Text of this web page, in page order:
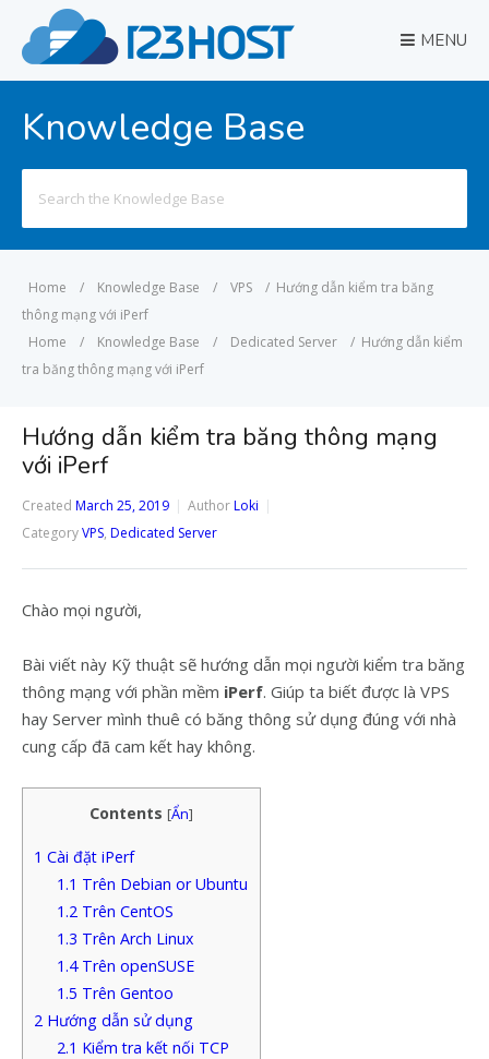
MENU
Knowledge Base
for:
Home / Knowledge Base / VPS / Hướng dẫn kiểm tra băng
thông mạng với iPerf
Home
/ Knowledge Base / Dedicated Server / Hướng dẫn kiểm
tra băng thông mạng với iPerf
Hướng dẫn kiểm tra băng thông mạng
với iPerf
Created March 25, 2019 AuthorLoki
CategoryVPS, Dedicated Server
Chào mọi người,
Bài viết này Kỹ thuật sẽ hướng dẫn mọi người kiểm tra băng
thông mạng với phần mềm iPerf. Giúp ta biết được là VPS
hay Server mình thuê có băng thông sử dụng đúng với nhà
cung cấp đã cam kết hay không.
Contents [Ẩn]
1 Cài đặt iPerf
1.1 Trên Debian or Ubuntu
1.2 Trên CentOS
1.3 Trên Arch Linux
1.4Trên openSUSE
1.5 Trên Gentoo
2 Hướng dẫn sử dụng
2.1 Kiểm tra kết nối TCP